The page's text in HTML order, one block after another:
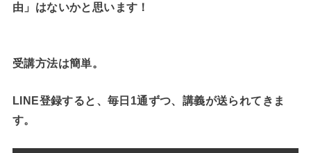
由」はないかと思います！
受講方法は簡単。
LINE登録すると、毎日1通ずつ、講義が送られてきま
す。